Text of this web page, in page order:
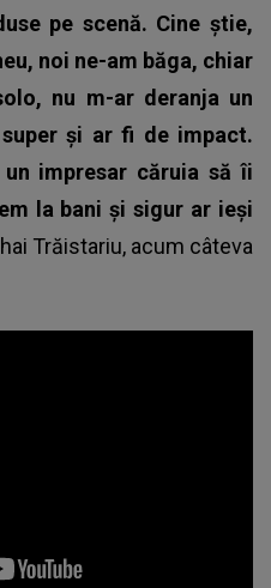
pe scenă. Cine știe,
noi ne-am băga, chiar
nu m-ar deranja un
și ar fi de impact.
impresar căruia să îi
la bani și sigur ar ieși
Trăistariu, acum câteva